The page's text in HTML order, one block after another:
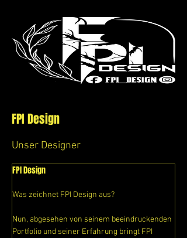
FPI Design
Unser Designer
FPI Design
Was zeichnet FPI Design aus?
Nun, abgesehen von seinem beeindruckenden
Portfolio und seiner Erfahrung bringt FPI